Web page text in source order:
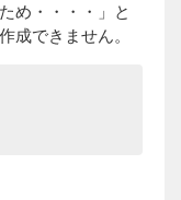
め・・・・」と
成できません。